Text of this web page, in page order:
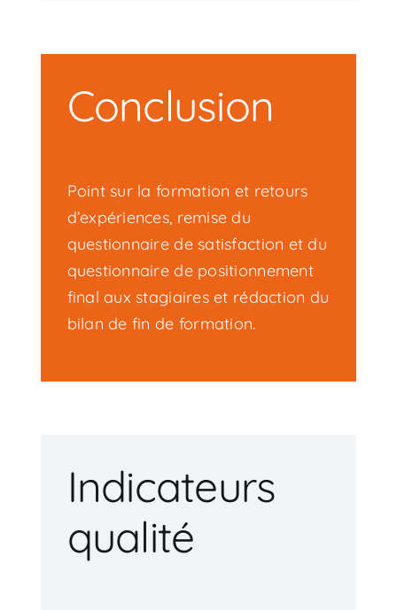
Conclusion
Point sur la formation et retours
d’expériences, remise du
questionnaire de satisfaction et du
questionnaire de positionnement
final aux stagiaires et rédaction du
bilan de fin de formation.
Indicateurs
qualité